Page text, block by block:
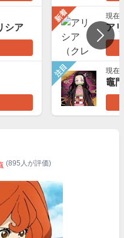
シア
新着 現在
注目 現在
(895人が評価)